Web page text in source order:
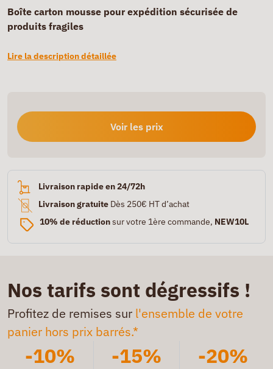
Boîte carton mousse pour expédition sécurisée de
produits fragiles
Lire la description détaillée
Voir les prix
Livraison rapide en 24/72h
Livraison gratuite Dès 250€ HT d’achat
10% de réductionsur votre 1ère commande, NEW10L
Nos tarifs sont dégressifs !
Profitez de remises sur l'ensemble de votre
panier hors prix barrés.*
-10% -15% -20%